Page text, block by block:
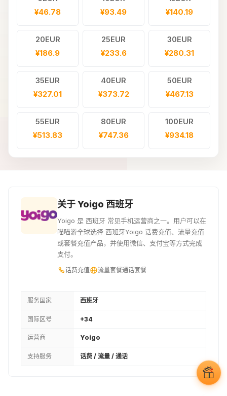
¥46.78
¥93.49
¥140.19
20EUR
¥186.9
25EUR
¥233.6
30EUR
¥280.31
35EUR
¥327.01
40EUR
¥373.72
50EUR
¥467.13
55EUR
¥513.83
80EUR
¥747.36
100EUR
¥934.18
关于 Yoigo 西班牙
Yoigo 是 西班牙 常见手机运营商之一。用户可以在
喵喵游全球选择 西班牙Yoigo 话费充值、流量充值
或套餐充值产品，并使用微信、支付宝等方式完成
支付。
话费充值 流量套餐通话套餐
服务国家 西班牙
国际区号 +34
运营商 Yoigo
支持服务 话费 / 流量 / 通话